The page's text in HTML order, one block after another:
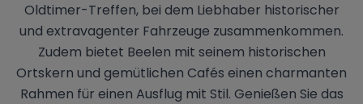
Oldtimer-Treffen, bei dem Liebhaber historischer
und extravagenter Fahrzeuge zusammenkommen.
Zudem bietet Beelen mit seinem historischen
Ortskern und gemütlichen Cafés einen charmanten
Rahmen für einen Ausflug mit Stil. Genießen Sie das